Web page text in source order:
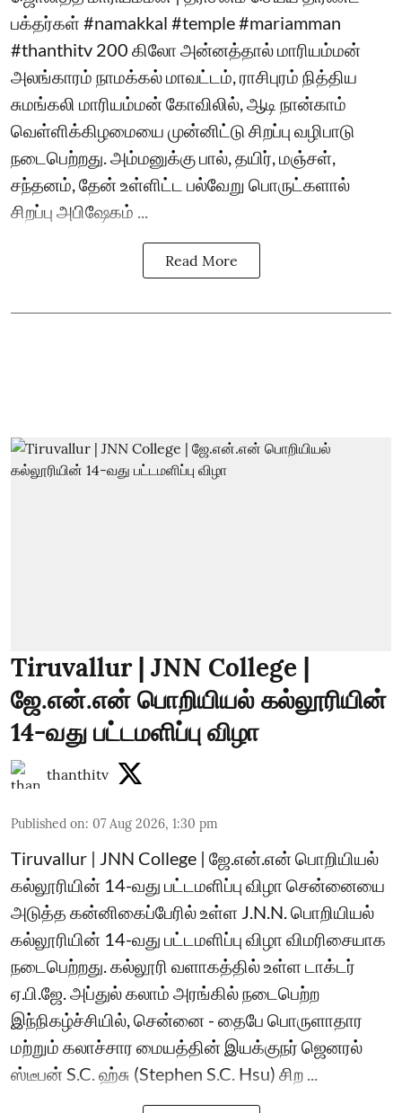
பக்தர்கள் #namakkal #temple #mariamman
#thanthitv 200 கிலோ அன்னத்தால் மாரியம்மன்
அலங்காரம் நாமக்கல் மாவட்டம், ராசிபுரம் நித்திய
சுமங்கலி மாரியம்மன் கோவிலில், ஆடி நான்காம்
வெள்ளிக்கிழமையை முன்னிட்டு சிறப்பு வழிபாடு
நடைபெற்றது. அம்மனுக்கு பால், தயிர், மஞ்சள்,
சந்தனம், தேன் உள்ளிட்ட பல்வேறு பொருட்களால்
சிறப்பு அபிஷேகம் ...
Read More
Tiruvallur | JNN College |
ஜே.என்.என் பொறியியல் கல்லூரியின்
14-வது பட்டமளிப்பு விழா
thanthitv
Published on: 07 Aug 2026, 1:30 pm
Tiruvallur | JNN College | ஜே.என்.என் பொறியியல்
கல்லூரியின் 14-வது பட்டமளிப்பு விழா சென்னையை
அடுத்த கன்னிகைப்பேரில் உள்ள J.N.N. பொறியியல்
கல்லூரியின் 14-வது பட்டமளிப்பு விழா விமரிசையாக
நடைபெற்றது. கல்லூரி வளாகத்தில் உள்ள டாக்டர்
ஏ.பி.ஜே. அப்துல் கலாம் அரங்கில் நடைபெற்ற
இந்நிகழ்ச்சியில், சென்னை - தைபே பொருளாதார
மற்றும் கலாச்சார மையத்தின் இயக்குநர் ஜெனரல்
ஸ்டீபன் S.C. ஹ்சு (Stephen S.C. Hsu) சிற ...